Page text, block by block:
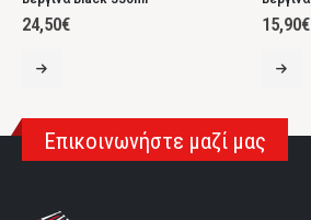
24,50€ 15,90€
Επικοινωνήστε μαζί μας